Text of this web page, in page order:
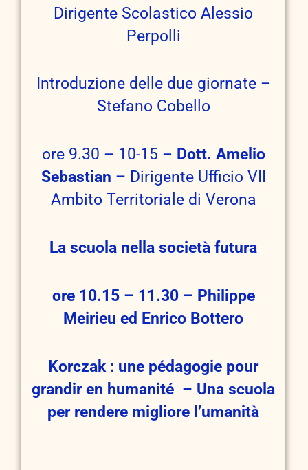
Dirigente Scolastico Alessio
Perpolli
Introduzione delle due giornate –
Stefano Cobello
ore 9.30 – 10-15 – Dott. Amelio
Sebastian – Dirigente Ufficio VII
Ambito Territoriale di Verona
La scuola nella società futura
ore 10.15 – 11.30 – Philippe
Meirieu ed Enrico Bottero
Korczak : une pédagogie pour
grandir en humanité – Una scuola
per rendere migliore l’umanità